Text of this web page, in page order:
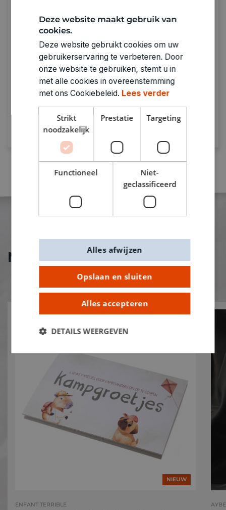
Sparen met De Banier
Spaar bij punten bij elke aankoop.Genoeg
punten = prijzen verzilveren!
Ontdek meer
Nieuw bij De Banier!
NIEUW
ENFANT TERRIBLE
Deze website maakt gebruik van
cookies.
Deze website gebruikt cookies om uw
gebruikerservaring te verbeteren. Door
onze website te gebruiken, stemt u in
met alle cookies in overeenstemming
met ons Cookiebeleid. Lees verder
Strikt
noodzakelijk
Prestatie Targeting
Functioneel
Niet-
geclassificeerd
Opslaan en sluiten
Alles accepteren
Alles afwijzen
DETAILS WEERGEVEN